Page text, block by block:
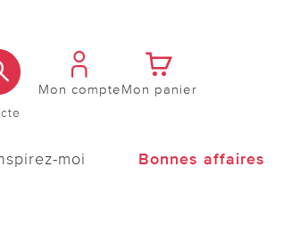
Mon compteMon panier
moi Bonnes affaires